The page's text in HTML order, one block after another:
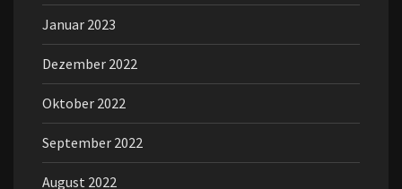
Januar 2023
Dezember 2022
Oktober 2022
September 2022
August 2022